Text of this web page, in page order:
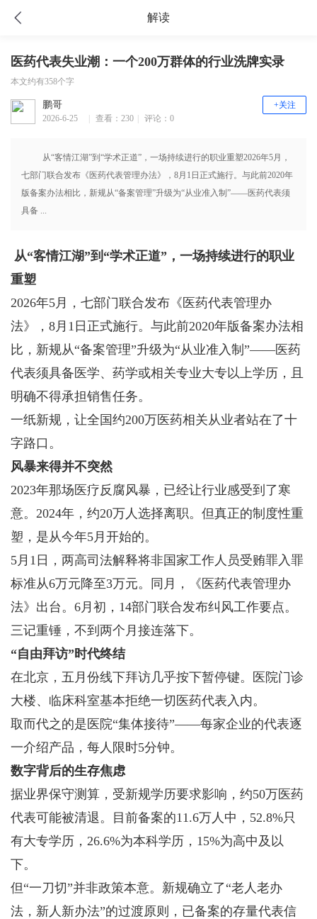
解读
医药代表失业潮：一个200万群体的行业洗牌实录
本文约有358个字
鹏哥
2026-6-25
查看：230 评论：0
+关注
从“客情江湖”到“学术正道”，一场持续进行的职业重塑2026年5月，
七部门联合发布《医药代表管理办法》，8月1日正式施行。与此前2020年
版备案办法相比，新规从“备案管理”升级为“从业准入制”——医药代表须
具备 ...
从“客情江湖”到“学术正道”，一场持续进行的职业
重塑
2026年5月，七部门联合发布《医药代表管理办
法》，8月1日正式施行。与此前2020年版备案办法相
比，新规从“备案管理”升级为“从业准入制”——医药
代表须具备医学、药学或相关专业大专以上学历，且
明确不得承担销售任务。
一纸新规，让全国约200万医药相关从业者站在了十
字路口。
风暴来得并不突然
2023年那场医疗反腐风暴，已经让行业感受到了寒
意。2024年，约20万人选择离职。但真正的制度性重
塑，是从今年5月开始的。
5月1日，两高司法解释将非国家工作人员受贿罪入罪
标准从6万元降至3万元。同月，《医药代表管理办
法》出台。6月初，14部门联合发布纠风工作要点。
三记重锤，不到两个月接连落下。
“自由拜访”时代终结
在北京，五月份线下拜访几乎按下暂停键。医院门诊
大楼、临床科室基本拒绝一切医药代表入内。
取而代之的是医院“集体接待”——每家企业的代表逐
一介绍产品，每人限时5分钟。
数字背后的生存焦虑
据业界保守测算，受新规学历要求影响，约50万医药
代表可能被清退。目前备案的11.6万人中，52.8%只
有大专学历，26.6%为本科学历，15%为高中及以
下。
但“一刀切”并非政策本意。新规确立了“老人老办
法，新人新办法”的过渡原则，已备案的存量代表信